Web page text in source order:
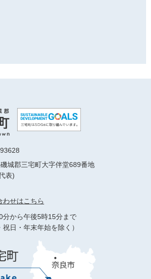
城郡三宅町大字伴堂689番地
表)
わせはこちら
分から午後5時15分まで
祝日・年末年始を除く）